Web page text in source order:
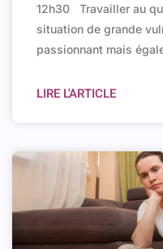
12h30 Travailler au
situation de grande
passionnant mais
LIRE L'ARTICLE